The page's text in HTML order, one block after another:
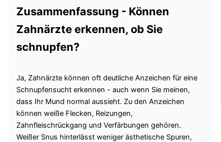
Zusammenfassung - Können
Zahnärzte erkennen, ob Sie
schnupfen?
Ja, Zahnärzte können oft deutliche Anzeichen für eine
Schnupfensucht erkennen - auch wenn Sie meinen,
dass Ihr Mund normal aussieht. Zu den Anzeichen
können weiße Flecken, Reizungen,
Zahnfleischrückgang und Verfärbungen gehören.
Weißer Snus hinterlässt weniger ästhetische Spuren,